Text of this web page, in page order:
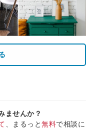
ませんか？
、まるっと無料で相談に